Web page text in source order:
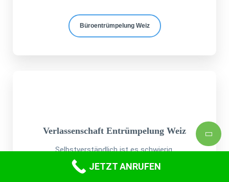
Büroentrümpelung Weiz
Verlassenschaft Entrümpelung Weiz
Selbstverständlich ist es schwierig,
Verlassenschaft Entrümpelung Weiz
Ihr Familienmitglied durchzuführen ..
JETZT ANRUFEN